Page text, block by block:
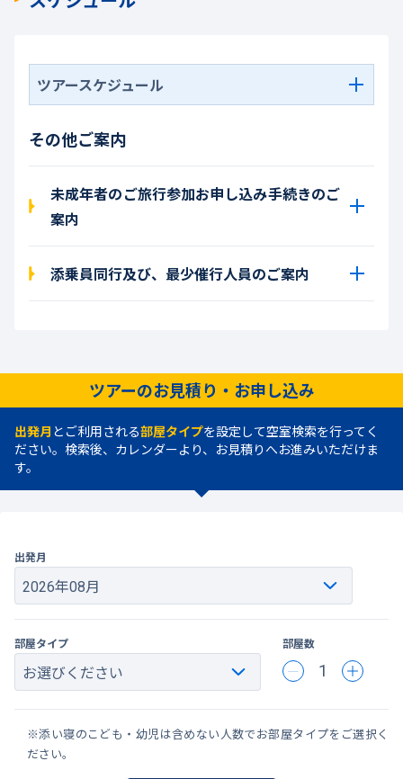
ツアースケジュール
その他ご案内
未成年者のご旅行参加お申し込み手続きのご
案内
添乗員同行及び、最少催行人員のご案内
ツアーのお見積り・お申し込み
出発月 とご利用される部屋タイプを設定して空室検索を行ってく
ださい。検索後、カレンダーより、お見積りへお進みいただけま
す。
出発月
部屋タイプ 部屋数
1
※添い寝のこども・幼児は含めない人数でお部屋タイプをご選択く
ださい。